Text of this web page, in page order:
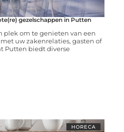
gezelschappen in Putten
plek om te genieten van een
uw zakenrelaties, gasten of
Putten biedt diverse
HORECA